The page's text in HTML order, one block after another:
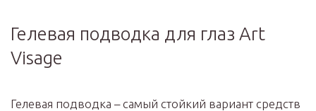
Гелевая подводка для глаз Art
Visage
Гелевая подводка – самый стойкий вариант средств